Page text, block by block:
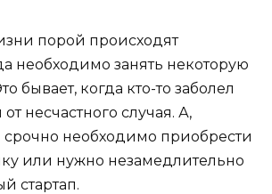
порой происходят
необходимо занять некоторую
бывает, когда кто-то заболел
несчастного случая. А,
необходимо приобрести
или нужно незамедлительно
стартап.